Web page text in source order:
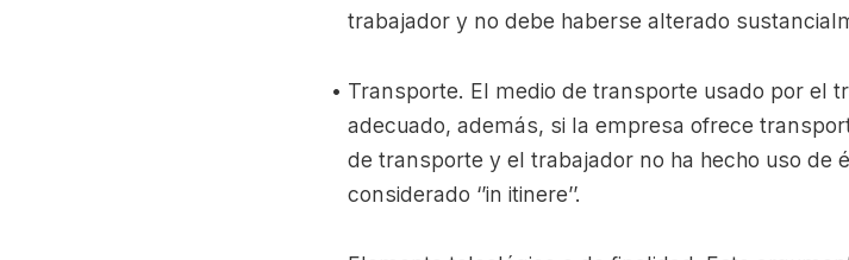
trabajador y no debe haberse alterado
Transporte. El medio de transporte usado por el
adecuado, además, si la empresa ofrece
de transporte y el trabajador no ha hecho uso de
considerado ‘’in itinere’’.